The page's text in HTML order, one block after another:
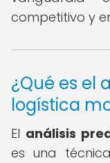
competitivo y
¿Qué es el
logística
El análisis
es una